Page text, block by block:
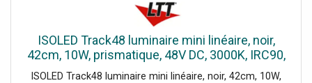
ISOLED Track48 luminaire mini linéaire, noir,
42cm, 10W, prismatique, 48V DC, 3000K, IRC90,
Line - Lampes avec adaptateur triphasé 48V
ISOLED Track48 luminaire mini linéaire, noir, 42cm, 10W,